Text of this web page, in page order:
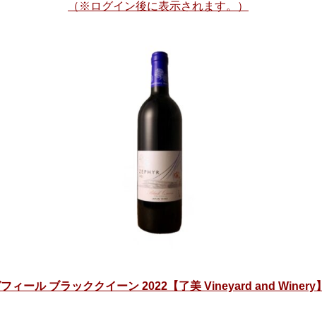
（※ログイン後に表示されます。）
ィール ブラッククイーン 2022【了美 Vineyard and Winery】